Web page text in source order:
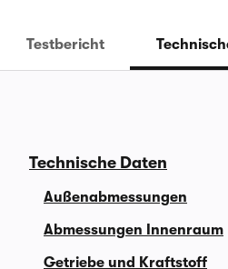
Testbericht
Technische Daten
Außenabmessungen
Abmessungen Innenraum
Getriebe und Kraftstoff